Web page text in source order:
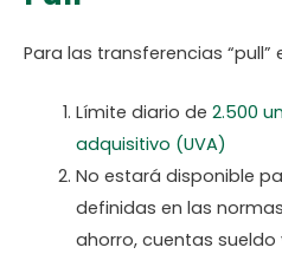
Para las transferencias “pull”
Límite diario de 2.500
adquisitivo (UVA)
No estará disponible
definidas en las
ahorro, cuentas sueldo